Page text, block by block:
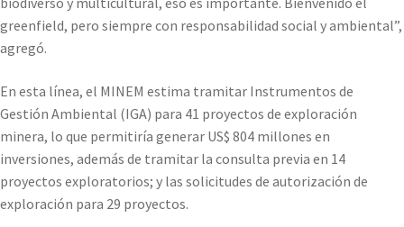
greenfield, pero siempre con responsabilidad social y ambiental”,
agregó.
En esta línea, el MINEM estima tramitar Instrumentos de
Gestión Ambiental (IGA) para 41 proyectos de exploración
minera, lo que permitiría generar US$ 804 millones en
inversiones, además de tramitar la consulta previa en 14
proyectos exploratorios; y las solicitudes de autorización de
exploración para 29 proyectos.